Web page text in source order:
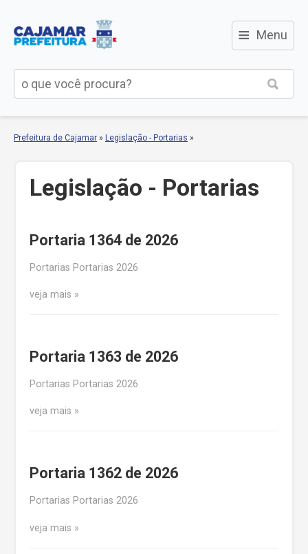
≡ Menu
Prefeitura de Cajamar » Legislação - Portarias »
Legislação - Portarias
Portaria 1364 de 2026
Portarias Portarias 2026
veja mais
Portaria 1363 de 2026
Portarias Portarias 2026
veja mais
Portaria 1362 de 2026
Portarias Portarias 2026
veja mais